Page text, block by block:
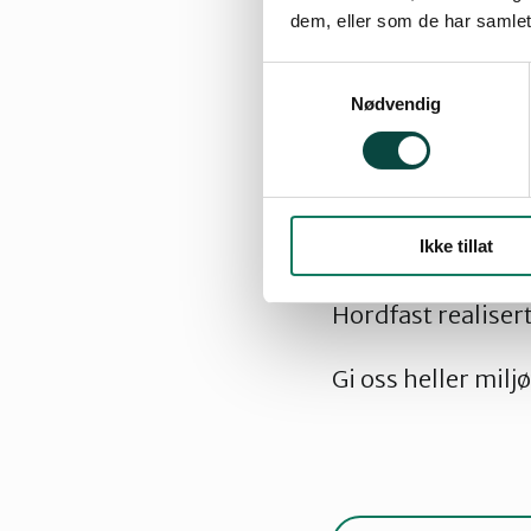
dem, eller som de har
Nødvendig
Ikke tillat
Om Vista
Derimot
for ytterligere
forventningen
Det er
Hordfast
Gi oss heller